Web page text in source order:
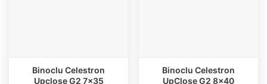
Binoclu Celestron
Upclose G2 7x35
Binoclu Celestron
UpClose G2 8x40